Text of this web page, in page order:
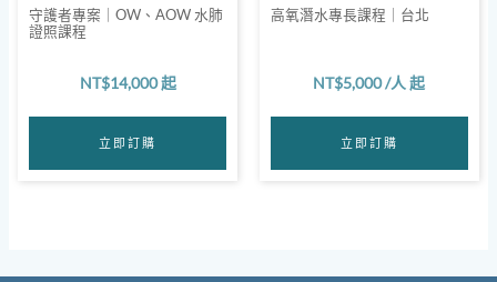
守護者專案｜OW、AOW 水肺
證照課程
NT$14,000 起
立即訂購
高氧潛水專長課程｜台北
NT$5,000/人 起
立即訂購